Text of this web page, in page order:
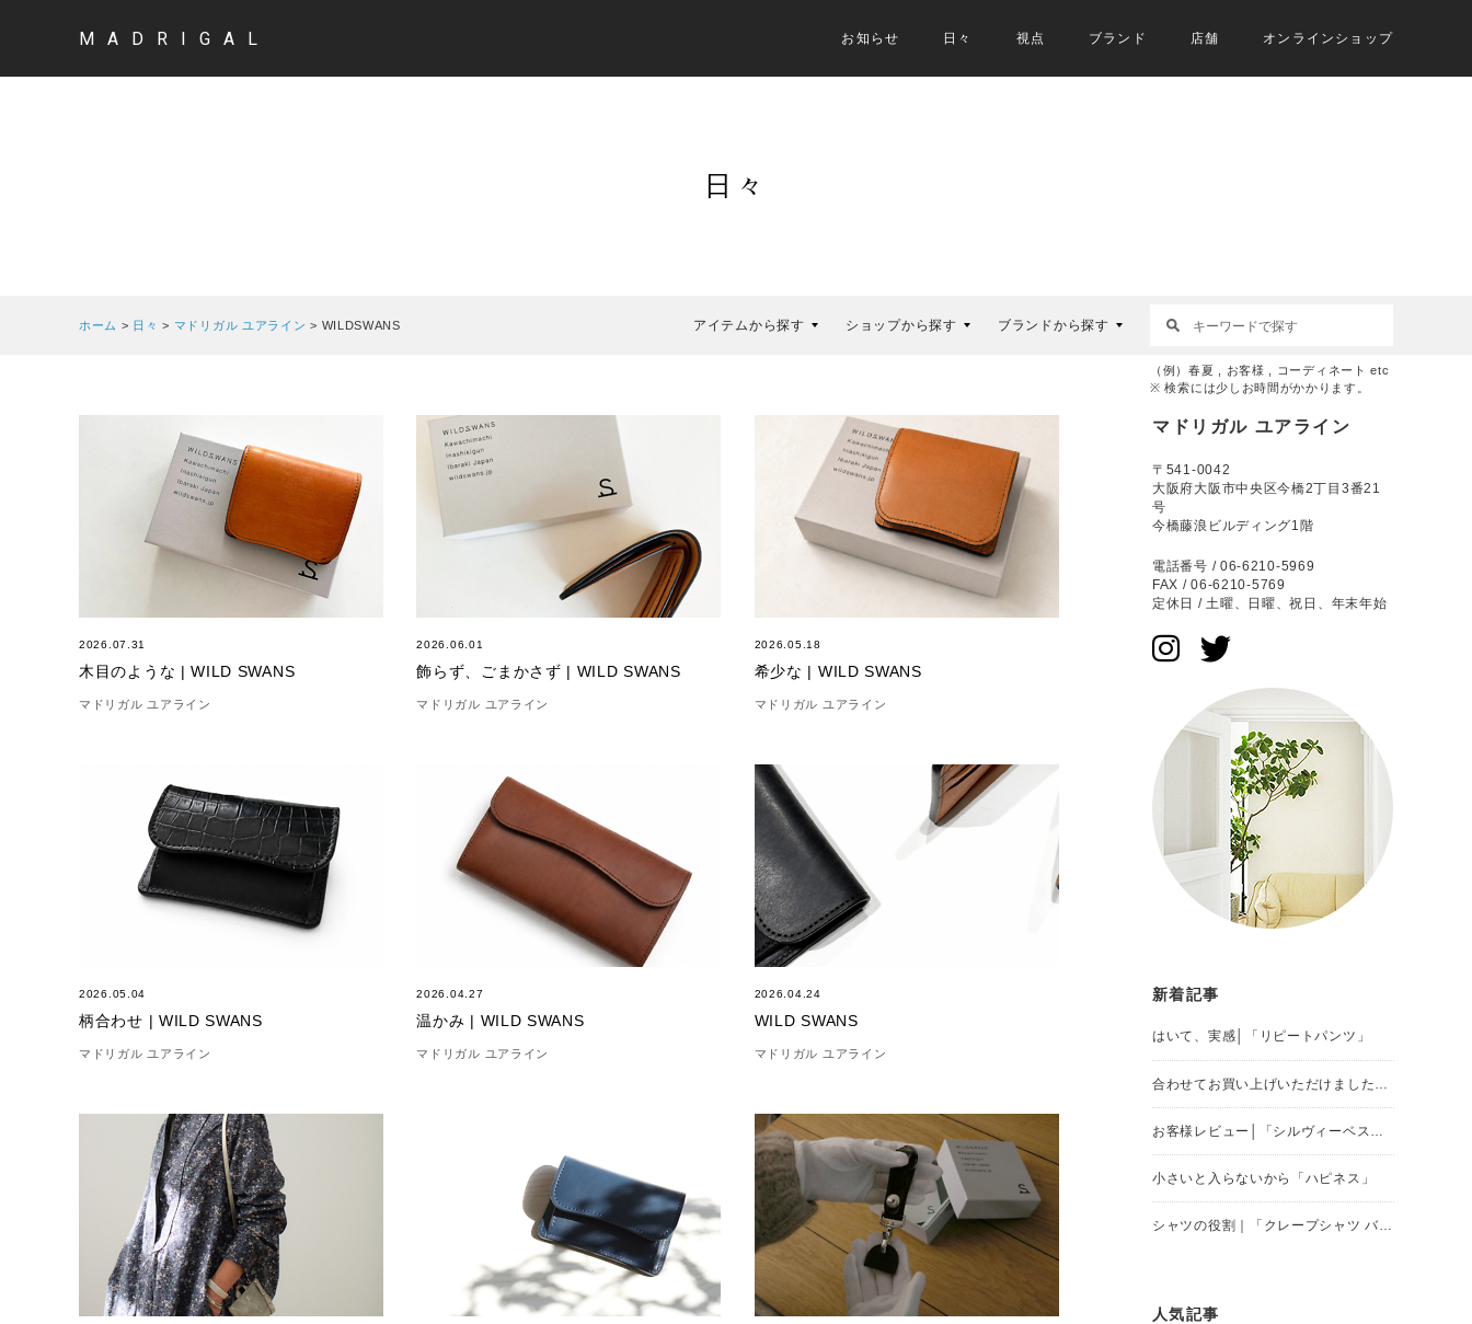
MADRIGAL お知らせ 日々 視点 ブランド 店舗 オンラインショップ
日々
ホーム > 日々 > マドリガル ユアライン > WILDSWANS アイテムから探す ショップから探す ブランドから探す
（例）春夏 , お客様 , コーディネート etc
※ 検索には少しお時間がかかります。
2026.07.31
木目のような | WILD SWANS
マドリガル ユアライン
2026.06.01
飾らず、ごまかさず | WILD SWANS
マドリガル ユアライン
2026.05.18
希少な | WILD SWANS
マドリガル ユアライン
2026.05.04
柄合わせ | WILD SWANS
マドリガル ユアライン
2026.04.27
温かみ | WILD SWANS
マドリガル ユアライン
2026.04.24
WILD SWANS
マドリガル ユアライン
マドリガル ユアライン
〒541-0042
大阪府大阪市中央区今橋2丁目3番21
号
今橋藤浪ビルディング1階
電話番号 / 06-6210-5969
FAX / 06-6210-5769
定休日 / 土曜、日曜、祝日、年末年始
新着記事
はいて、実感│「リピートパンツ」
合わせてお買い上げいただけました。」(8/7)
お客様レビュー│「シルヴィーベスト」
小さいと入らないから「ハピネス」
シャツの役割｜「クレープシャツ バカンス」
人気記事